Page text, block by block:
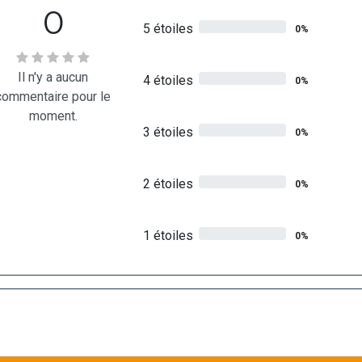
0
Il n'y a aucun
pour le
moment.
5 étoiles 0%
4 étoiles 0%
3 étoiles 0%
2 étoiles 0%
1 étoiles 0%